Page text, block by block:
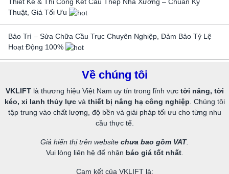
Thuật, Giá Tối Ưu
Bảo Trì – Sửa Chữa Cầu Trục Chuyên Nghiệp, Đảm Bảo Tỷ Lệ
Hoạt Động 100%
Về chúng tôi
VKLIFTlà thương hiệu Việt Nam uy tín trong lĩnh vực tời nâng, tời
kéo, xi lanh thủy lựcvà thiết bị nâng hạ công nghiệp . Chúng tôi
tập trung vào chất lượng, độ bền và giải pháp tối ưu cho từng nhu
cầu thực tế.
Giá hiển thị trên website chưa bao gồm VAT.
Vui lòng liên hệ để nhận báo giá tốt nhất.
Cam kết của VKLIFT là: